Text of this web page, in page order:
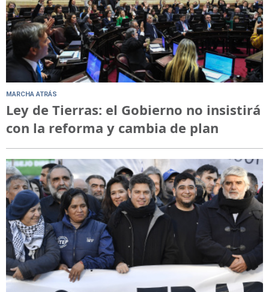
MARCHA ATRÁS
Ley de Tierras: el Gobierno no insistirá
con la reforma y cambia de plan